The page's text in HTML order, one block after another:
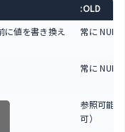
:OLD
に値を書き換え
常に NULL
常に NULL
参照可能
可）